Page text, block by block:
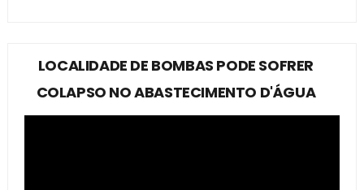
LOCALIDADE DE BOMBAS PODE SOFRER
COLAPSO NO ABASTECIMENTO D'ÁGUA